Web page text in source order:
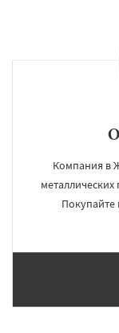
Компания в
Покупайте